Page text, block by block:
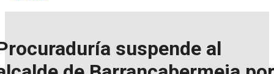
suspende al